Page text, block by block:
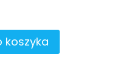
koszyka